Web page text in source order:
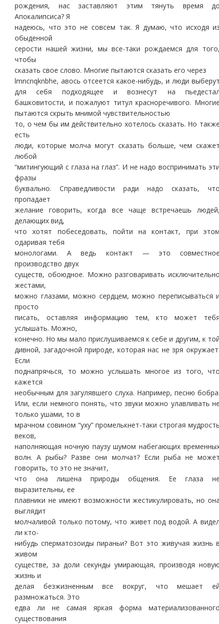
рождения, нас заставляют этим тянуть время
Апокалипсиса? Я
надеюсь, что это не совсем так. Я думаю, что исходя
обыденной
серости нашей жизни, мы все-таки рождаемся для
чтобы
сказать свое слово. Многие пытаются сказать его через
lmncnqknbhe, авось отсеется какое-нибудь, и люди
для себя подходящее и вознесут на
башковитости, и пожалуют титул красноречивого.
пытаются скрыть мнимой чувствительностью
то, о чем бы им действительно хотелось сказать. Но
есть
люди, которые молча могут сказать больше, чем
любой
“митингующий с глаза на глаз”. И не надо воспринимать
фразы
буквально. Справедливости ради надо сказать,
пропадает
желание говорить, когда все чаще встречаешь
делающих вид,
что хотят побеседовать, пойти на контакт, при
одаривая тебя
монологами. А ведь контакт — это
производство двух
существ, обоюдное. Можно разговаривать
жестами,
можно глазами, можно сердцем, можно переписываться
просто
писать, оставляя информацию тем, кто может
услышать. Можно,
конечно. Но мы мало прислушиваемся к себе и другим, к
дивной, загадочной природе, которая нас не зря
Если
поднапрячься, то можно услышать многое из того,
кажется
необычным для загулявшего слуха. Например, песню
Или, если немного понять, что звуки можно улавливать
только ушами, то в
мрачном совином “уху” промелькнет-таки строгая
веков,
наполняющая ночную паузу шумом набегающих
волн. А рыбы? Разве они молчат? Если рыба не
говорить, то это не значит,
что она лишена природы общения. Ее глаза
выразительны, ее
плавники не имеют возможности жестикулировать, но
выглядит
молчаливой только потому, что живет под водой. А
ли кто-
нибудь сперматозоиды пираньи? Вот это живучая жизнь
живом
существе, за доли секунды умирающая, производя
жизнь и
делая безжизненным все вокруг, что мешает
размножаться. Это
едва ли не самая яркая форма
существования